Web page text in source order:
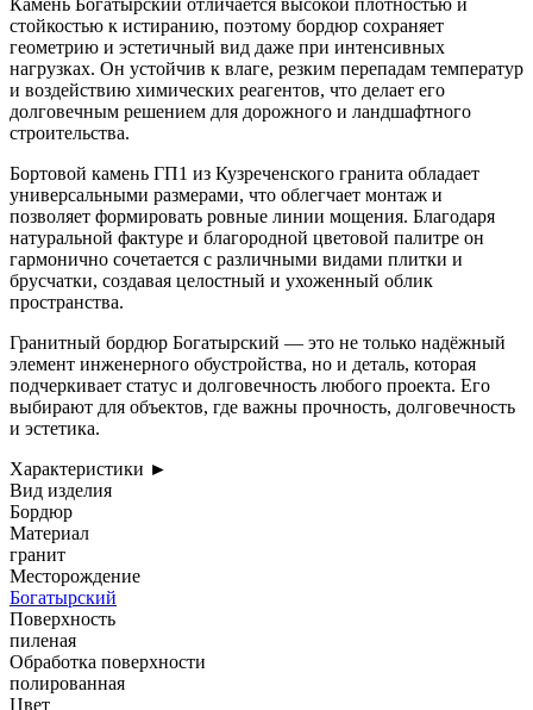
стойкостью к истиранию, поэтому бордюр сохраняет
геометрию и эстетичный вид даже при интенсивных
нагрузках. Он устойчив к влаге, резким перепадам температур
и воздействию химических реагентов, что делает его
долговечным решением для дорожного и ландшафтного
строительства.
Бортовой камень ГП1 из Кузреченского гранита обладает
универсальными размерами, что облегчает монтаж и
позволяет формировать ровные линии мощения. Благодаря
натуральной фактуре и благородной цветовой палитре он
гармонично сочетается с различными видами плитки и
брусчатки, создавая целостный и ухоженный облик
пространства.
Гранитный бордюр Богатырский — это не только надёжный
элемент инженерного обустройства, но и деталь, которая
подчеркивает статус и долговечность любого проекта. Его
выбирают для объектов, где важны прочность, долговечность
и эстетика.
Характеристики ►
Вид изделия
Бордюр
Материал
гранит
Месторождение
Богатырский
Поверхность
пиленая
Обработка поверхности
полированная
Цвет